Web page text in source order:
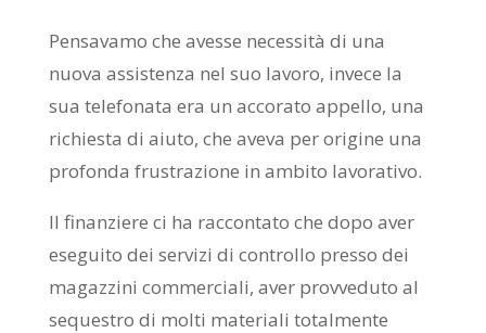
Pensavamo che avesse necessità di una
nuova assistenza nel suo lavoro, invece la
sua telefonata era un accorato appello, una
richiesta di aiuto, che aveva per origine una
profonda frustrazione in ambito lavorativo.
Il finanziere ci ha raccontato che dopo aver
eseguito dei servizi di controllo presso dei
magazzini commerciali, aver provveduto al
sequestro di molti materiali totalmente